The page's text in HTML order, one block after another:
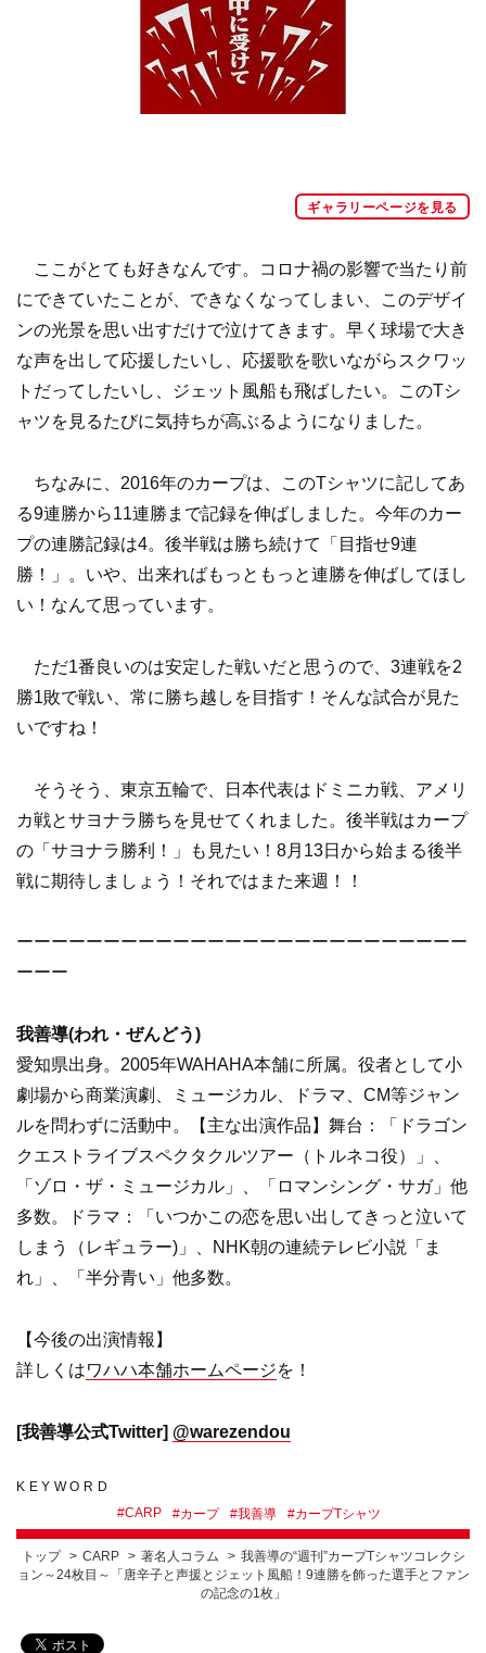
ギャラリーページを見る
ここがとても好きなんです。コロナ禍の影響で当たり前
にできていたことが、できなくなってしまい、このデザイ
ンの光景を思い出すだけで泣けてきます。早く球場で大き
な声を出して応援したいし、応援歌を歌いながらスクワッ
トだってしたいし、ジェット風船も飛ばしたい。このTシ
ャツを見るたびに気持ちが高ぶるようになりました。
ちなみに、2016年のカープは、このTシャツに記してあ
る9連勝から11連勝まで記録を伸ばしました。今年のカー
プの連勝記録は4。後半戦は勝ち続けて「目指せ9連
勝！」。いや、出来ればもっともっと連勝を伸ばしてほし
い！なんて思っています。
ただ1番良いのは安定した戦いだと思うので、3連戦を2
勝1敗で戦い、常に勝ち越しを目指す！そんな試合が見た
いですね！
そうそう、東京五輪で、日本代表はドミニカ戦、アメリ
カ戦とサヨナラ勝ちを見せてくれました。後半戦はカープ
の「サヨナラ勝利！」も見たい！8月13日から始まる後半
戦に期待しましょう！それではまた来週！！
ーーーーーーーーーーーーーーーーーーーーーーーーーー
ーーー
我善導(われ・ぜんどう)
愛知県出身。2005年WAHAHA本舗に所属。役者として小
劇場から商業演劇、ミュージカル、ドラマ、CM等ジャン
ルを問わずに活動中。【主な出演作品】舞台：「ドラゴン
クエストライブスペクタクルツアー（トルネコ役）」、
「ゾロ・ザ・ミュージカル」、「ロマンシング・サガ」他
多数。ドラマ：「いつかこの恋を思い出してきっと泣いて
しまう（レギュラー)」、NHK朝の連続テレビ小説「ま
れ」、「半分青い」他多数。
【今後の出演情報】
詳しくはワハハ本舗ホームページを！
[我善導公式Twitter] @warezendou
KEYWORD
#CARP #カープ #我善導 #カープTシャツ
トップ CARP 著名人コラム
我善導の“週刊”カープTシャツコレクシ
ョン～24枚目～「唐辛子と声援とジェット風船！9連勝を飾った選手とファン
の記念の1枚」